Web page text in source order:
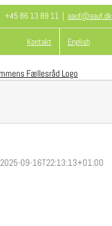
+45 86 13 89 11 aauf@aauf.dk
Kontakt English
2025-09-16T22:13:13+01:00